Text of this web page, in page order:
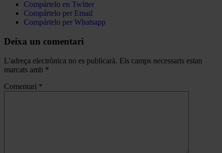
Compártelo en Twitter
Compártelo per Email
Compártelo per Whatsapp
Deixa un comentari
L'adreça electrònica no es publicarà. Els camps necessaris estan
marcats amb *
Comentari *